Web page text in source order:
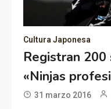
Cultura Japonesa
Registran
«Ninjas
31 marzo 2016